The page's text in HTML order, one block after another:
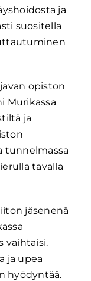
ja
suositella
opiston
Murikassa
ja
tunnelmassa
tavalla
jäsenenä
vaihtaisi.
ja upea
hyödyntää.